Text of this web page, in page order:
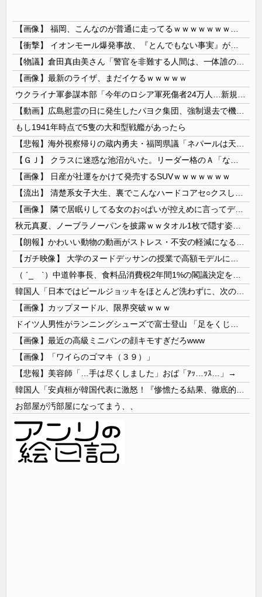
【画像】最新のライザ、まだイケるｗｗｗｗｗ
もし1941年時点で5隻の大和型戦艦があったら
【画像】 日産が社運をかけて発売するSUVｗｗｗｗｗｗｗ
【画像】 隣で居眠りしてる女のお○ぱいが控えめに言ってデカいｗｗｗ
【画像】カップヌードル、限界突破ｗｗｗ
【画像】最近の高級ミニバンの顔キモすぎだろwww
【画像】「ワイらのゴマキ（３９）」
【悲報】美容師「…手は尽くしました」おば「ｱｯ…ｯｽ…」→
お部屋が汚部屋になってまう、、